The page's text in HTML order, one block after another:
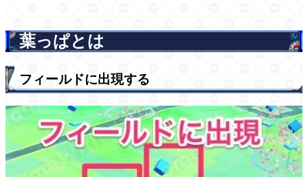
葉っぱとは
フィールドに出現する